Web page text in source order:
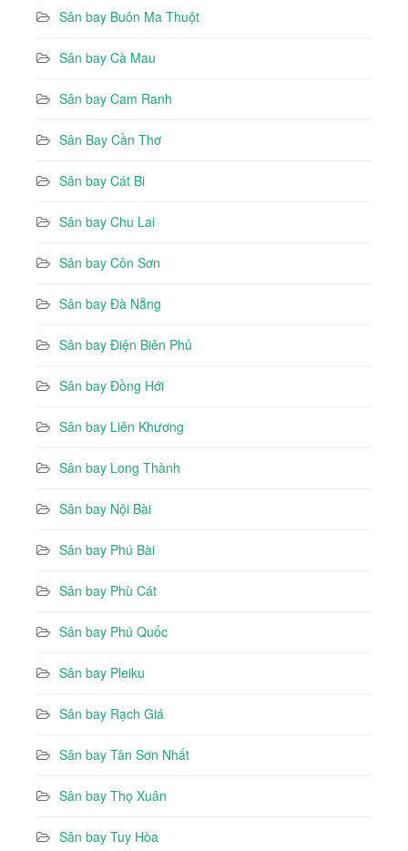
Sân bay Buôn Ma Thuột
Sân bay Cà Mau
Sân bay Cam Ranh
Sân Bay Cần Thơ
Sân bay Cát Bi
Sân bay Chu Lai
Sân bay Côn Sơn
Sân bay Đà Nẵng
Sân bay Điện Biên Phủ
Sân bay Đồng Hới
Sân bay Liên Khương
Sân bay Long Thành
Sân bay Nội Bài
Sân bay Phú Bài
Sân bay Phù Cát
Sân bay Phú Quốc
Sân bay Pleiku
Sân bay Rạch Giá
Sân bay Tân Sơn Nhất
Sân bay Thọ Xuân
Sân bay Tuy Hòa